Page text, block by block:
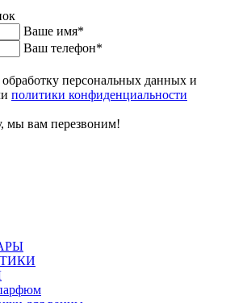
Ваше имя*
Ваш телефон*
персональных данных и
политики конфиденциальности
мы вам перезвоним!